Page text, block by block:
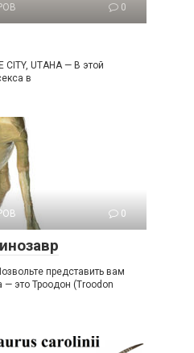
0
CITY, UTAHA — В этой
в
0
представить вам
— это Троодон (Troodon